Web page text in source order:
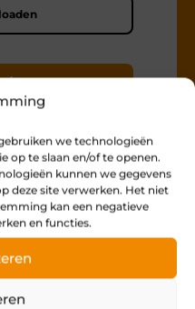
we technologieën
op te slaan en/of te openen.
kunnen we gegevens
deze site verwerken. Het niet
kan een negatieve
en functies.